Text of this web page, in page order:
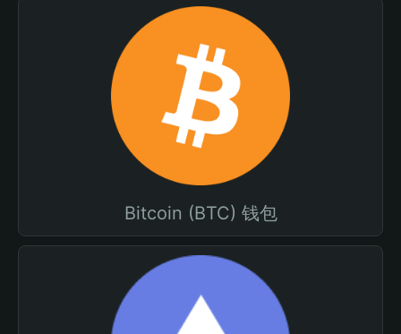
Bitcoin (BTC) 钱包